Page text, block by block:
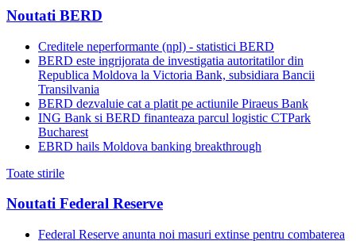
Noutati BERD
Creditele neperformante (npl) - statistici BERD
BERD este ingrijorata de investigatia autoritatilor din
Republica Moldova la Victoria Bank, subsidiara Bancii
Transilvania
BERD dezvaluie cat a platit pe actiunile Piraeus Bank
ING Bank si BERD finanteaza parcul logistic CTPark
Bucharest
EBRD hails Moldova banking breakthrough
Toate stirile
Noutati Federal Reserve
Federal Reserve anunta noi masuri extinse pentru combaterea